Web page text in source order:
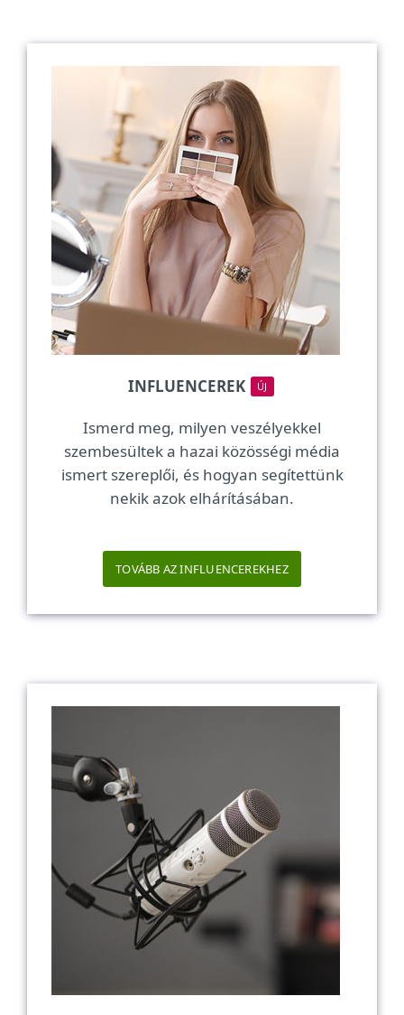
INFLUENCEREK ÚJ
Ismerd meg, milyen veszélyekkel
szembesültek a hazai közösségi média
ismert szereplői, és hogyan segítettünk
nekik azok elhárításában.
TOVÁBB AZ INFLUENCEREKHEZ